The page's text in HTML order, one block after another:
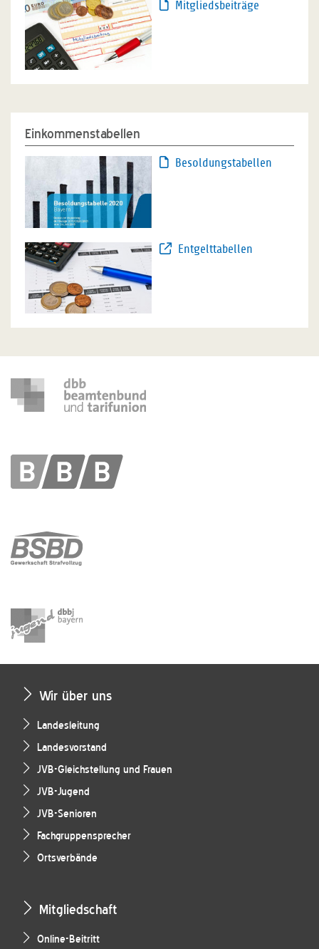
Mitgliedsbeiträge
Einkommenstabellen
Besoldungstabellen
Entgelttabellen
Wir über uns
Landesleitung
Landesvorstand
JVB-Gleichstellung und Frauen
JVB-Jugend
JVB-Senioren
Fachgruppensprecher
Ortsverbände
Mitgliedschaft
Online-Beitritt